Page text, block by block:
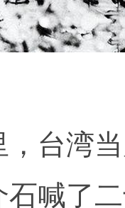
台湾
喊了